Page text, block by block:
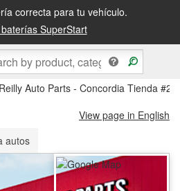
correcta para tu vehículo.
SuperStart
siguiente o recógela en la tienda
Auto Parts - Concordia Tienda
View page in English
autos